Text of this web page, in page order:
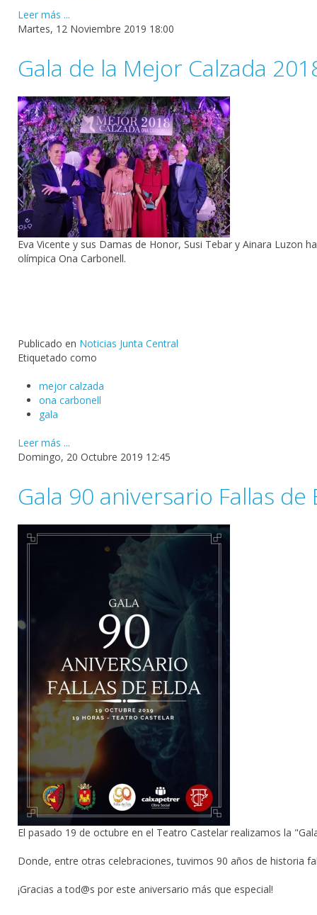
Leer más ...
Martes, 12 Noviembre 2019 18:00
Gala de la Mejor Calzada
Eva Vicente y sus Damas de Honor, Susi Tebar y Ainara Luzon
olímpica Ona Carbonell.
Publicado en Noticias Junta Central
Etiquetado como
mejor calzada
ona carbonell
gala
Leer más ...
Domingo, 20 Octubre 2019 12:45
Gala 90 aniversario Fallas de
El pasado 19 de octubre en el Teatro Castelar realizamos la
Donde, entre otras celebraciones, tuvimos 90 años de historia
¡Gracias a tod@s por este aniversario más que especial!